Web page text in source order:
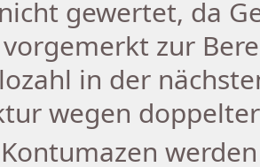
gewertet, da
vorgemerkt zur
in der
wegen
Kontumazen